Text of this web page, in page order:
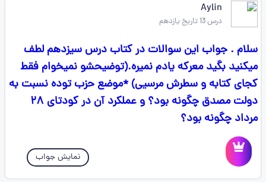
Aylin
درس 13 تاریخ یازدهم
سلام . جواب این سوالات در کتاب درس سیزدهم لطف
میکنید بگید معرکه یادم نمیره.(توضیحشو نمیخوام فقط
کجای کتابه و سطرش مرسیی) *موضع حزب توده نسبت به
دولت مصدق چگونه بود؟ و عملکرد آن در کودتای ۲۸
مرداد چگونه بود؟
نمایش جواب